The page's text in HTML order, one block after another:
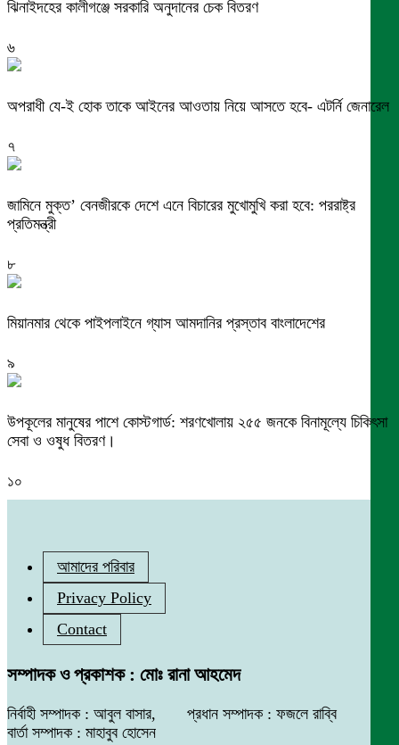
ঝিনাইদহের কালীগঞ্জে সরকারি অনুদানের চেক বিতরণ
৬
অপরাধী যে-ই হোক তাকে আইনের আওতায় নিয়ে আসতে হবে- এটর্নি জেনারেল
৭
জামিনে মুক্ত’ বেনজীরকে দেশে এনে বিচারের মুখোমুখি করা হবে: পররাষ্ট্র
প্রতিমন্ত্রী
৮
মিয়ানমার থেকে পাইপলাইনে গ্যাস আমদানির প্রস্তাব বাংলাদেশের
৯
উপকূলের মানুষের পাশে কোস্টগার্ড: শরণখোলায় ২৫৫ জনকে বিনামূল্যে চিকিৎসা
সেবা ও ওষুধ বিতরণ।
১০
আমাদের পরিবার
Privacy Policy
Contact
সম্পাদক ও প্রকাশক : মোঃ রানা আহমেদ
নির্বাহী সম্পাদক : আবুল বাসার, প্রধান সম্পাদক : ফজলে রাব্বি
বার্তা সম্পাদক : মাহাবুব হোসেন